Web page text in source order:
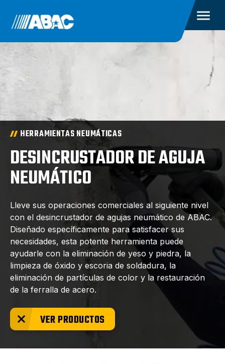
HERRAMIENTAS NEUMÁTICAS
DESINCRUSTADOR DE AGUJA
NEUMÁTICO
Lleve sus operaciones comerciales al siguiente nivel
con el desincrustador de agujas neumático de ABAC.
Diseñado específicamente para satisfacer sus
necesidades, esta potente herramienta puede
ayudarle con la eliminación de yeso y piedra, la
limpieza de óxido y escoria de soldadura, la
eliminación de partículas de color y la restauración
de la ferralla de acero.
VER PRODUCTOS